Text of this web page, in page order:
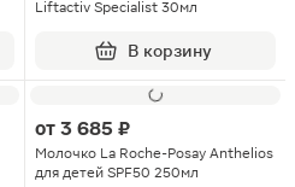
Liftactiv Specialist 30мл
В корзину
от 3 685 ₽
Молочко La Roche-Posay Anthelios
для детей SPF50 250мл